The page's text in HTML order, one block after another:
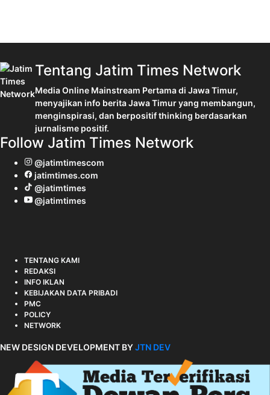
Tentang Jatim Times Network
Media Online Mainstream Pertama di Jawa Timur,
menyajikan info berita Jawa Timur yang membangun,
menginspirasi, dan berpositif thinking berdasarkan
jurnalisme positif.
Follow Jatim Times Network
@jatimtimescom
jatimtimes.com
@jatimtimes
@jatimtimes
TENTANG KAMI
REDAKSI
INFO IKLAN
KEBIJAKAN DATA PRIBADI
PMC
POLICY
NETWORK
NEW DESIGN DEVELOPMENT BYJTN DEV